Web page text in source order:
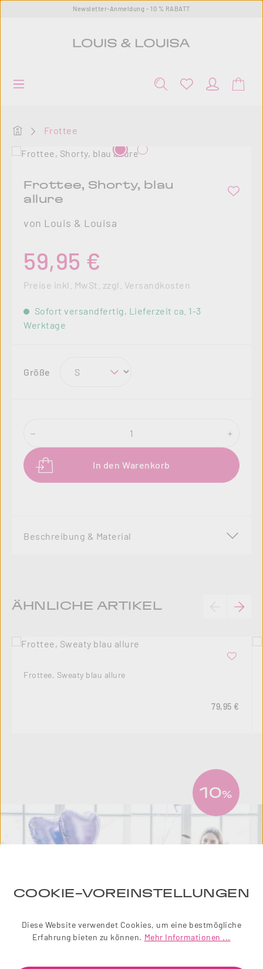
Zum Hauptinhalt springenNewsletter-Anmeldung - 10 % RABATT
Startseite
Frottee
Bildergalerie überspringen
Frottee, Shorty, blau
allure
von Louis & Louisa
59,95 €
Preise inkl. MwSt. zzgl. Versandkosten
Sofort versandfertig, Lieferzeit ca. 1-3
Werktage
Größe auswählen
Produkt Anzahl: Gib den gewünschten
In den Warenkorb
Beschreibung & Material
Produktgalerie überspringen
ÄHNLICHE ARTIKEL
Frottee, Sweaty blau allure
Regulärer
79,95 €
10%
COOKIE-VOREINSTELLUNGEN
Diese Website verwendet Cookies, um eine bestmögliche
Erfahrung bieten zu können. Mehr Informationen ...